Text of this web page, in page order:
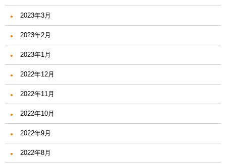
2023年3月
2023年2月
2023年1月
2022年12月
2022年11月
2022年10月
2022年9月
2022年8月